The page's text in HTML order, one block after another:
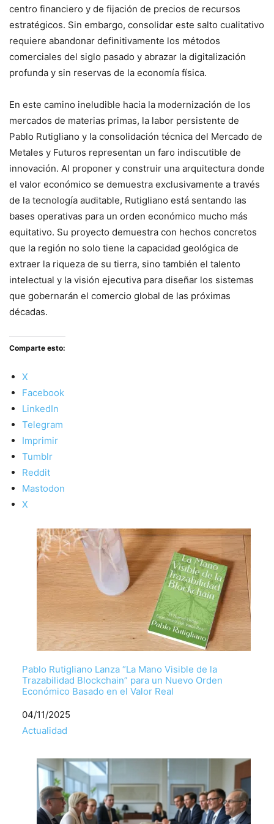
centro financiero y de fijación de precios de recursos
estratégicos. Sin embargo, consolidar este salto cualitativo
requiere abandonar definitivamente los métodos
comerciales del siglo pasado y abrazar la digitalización
profunda y sin reservas de la economía física.
En este camino ineludible hacia la modernización de los
mercados de materias primas, la labor persistente de
Pablo Rutigliano y la consolidación técnica del Mercado de
Metales y Futuros representan un faro indiscutible de
innovación. Al proponer y construir una arquitectura donde
el valor económico se demuestra exclusivamente a través
de la tecnología auditable, Rutigliano está sentando las
bases operativas para un orden económico mucho más
equitativo. Su proyecto demuestra con hechos concretos
que la región no solo tiene la capacidad geológica de
extraer la riqueza de su tierra, sino también el talento
intelectual y la visión ejecutiva para diseñar los sistemas
que gobernarán el comercio global de las próximas
décadas.
Comparte esto:
X
Facebook
LinkedIn
Telegram
Imprimir
Tumblr
Reddit
Mastodon
X
Pablo Rutigliano Lanza “La Mano Visible de la
Trazabilidad Blockchain” para un Nuevo Orden
Económico Basado en el Valor Real
Fecha
04/11/2025
Respecto a
Actualidad